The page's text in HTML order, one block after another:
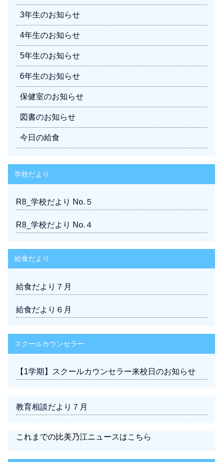
3年生のお知らせ
4年生のお知らせ
5年生のお知らせ
6年生のお知らせ
保健室のお知らせ
図書のお知らせ
今日の給食
学校だより
R8_学校だより No.５
R8_学校だより No.４
給食だより
給食だより７月
給食だより６月
スクールカウンセラー
【1学期】スクールカウンセラー来校日のお知らせ
教育相談だより７月
これまでの比美乃江ニュースはこちら